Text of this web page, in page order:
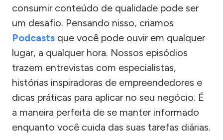
consumir conteúdo de qualidade pode ser
um desafio. Pensando nisso, criamos
Podcasts que você pode ouvir em qualquer
lugar, a qualquer hora. Nossos episódios
trazem entrevistas com especialistas,
histórias inspiradoras de empreendedores e
dicas práticas para aplicar no seu negócio. É
a maneira perfeita de se manter informado
enquanto você cuida das suas tarefas diárias.